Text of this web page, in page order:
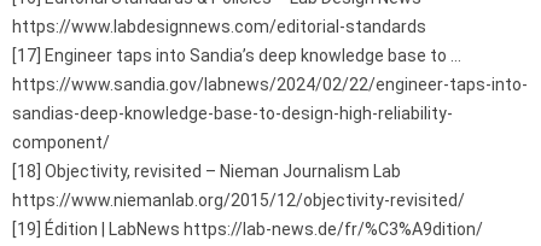
https://www.labdesignnews.com/editorial-standards
[17] Engineer taps into Sandia’s deep knowledge base to …
https://www.sandia.gov/labnews/2024/02/22/engineer-taps-into-
sandias-deep-knowledge-base-to-design-high-reliability-
component/
[18] Objectivity, revisited – Nieman Journalism Lab
https://www.niemanlab.org/2015/12/objectivity-revisited/
[19] Édition | LabNews https://lab-news.de/fr/%C3%A9dition/